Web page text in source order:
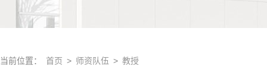
当前位置： 首页 > 师资队伍 > 教授